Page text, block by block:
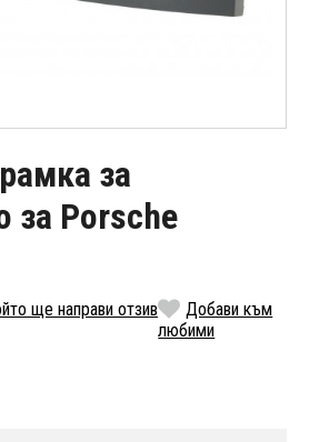
за
за Porsche
ще направи отзив
Добави към
любими